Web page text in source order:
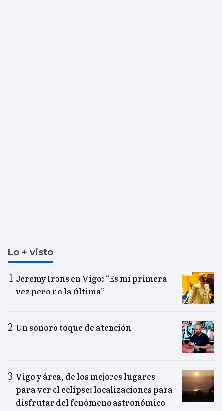
Lo + visto
Jeremy Irons en Vigo: “Es mi primera
vez pero no la última”
Un sonoro toque de atención
Vigo y área, de los mejores lugares
para ver el eclipse: localizaciones para
disfrutar del fenómeno astronómico